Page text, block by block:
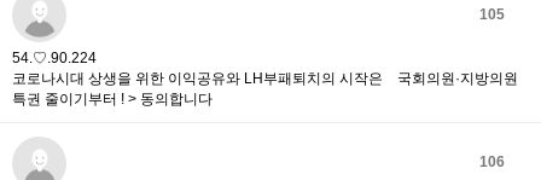
105
54.♡.90.224
코로나시대 상생을 위한 이익공유와 LH부패퇴치의 시작은 국회의원·지방의원
특권 줄이기부터 ! > 동의합니다
106